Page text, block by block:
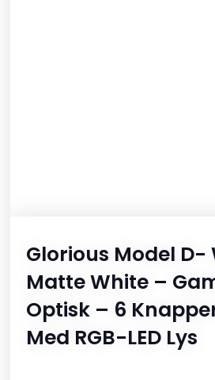
Glorious Model D-
Matte White –
Optisk – 6
Med RGB-LED Lys